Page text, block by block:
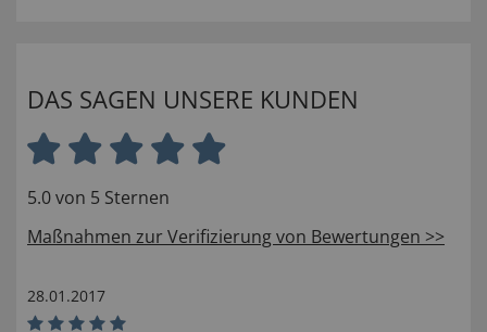
DAS SAGEN UNSERE KUNDEN
5.0 von 5 Sternen
Maßnahmen zur Verifizierung von Bewertungen >>
28.01.2017